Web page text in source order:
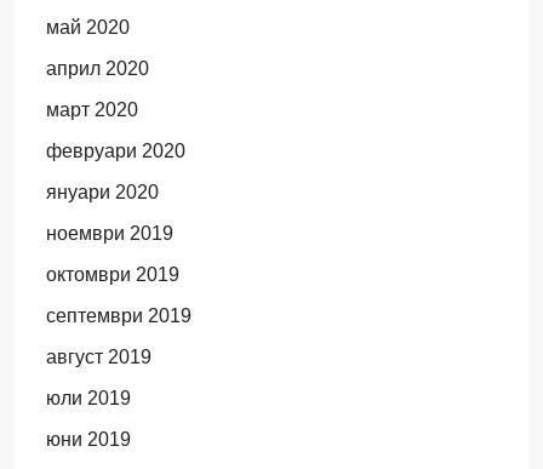
май 2020
април 2020
март 2020
февруари 2020
януари 2020
ноември 2019
октомври 2019
септември 2019
август 2019
юли 2019
юни 2019